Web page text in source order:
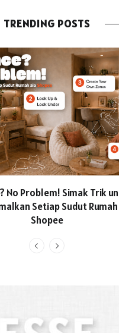
TRENDING POSTS
No Problem! Simak Trik
Setiap Sudut
Shopee